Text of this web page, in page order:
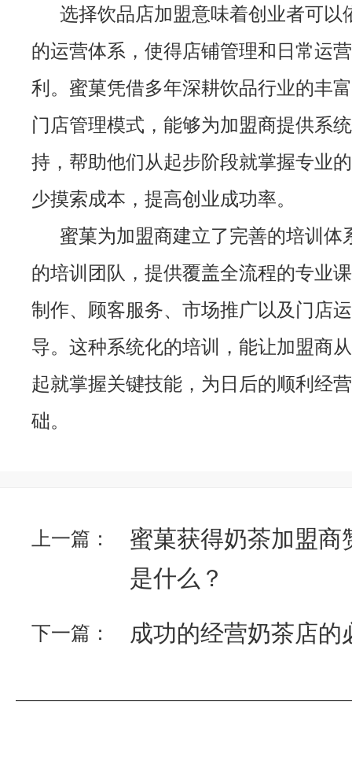
选择饮品店加盟意味着创业者可以
的运营体系，使得店铺管理和日常运
利。蜜菓凭借多年深耕饮品行业的丰
门店管理模式，能够为加盟商提供系
持，帮助他们从起步阶段就掌握专业
少摸索成本，提高创业成功率。
蜜菓为加盟商建立了完善的培训体
的培训团队，提供覆盖全流程的专业
制作、顾客服务、市场推广以及门店
导。这种系统化的培训，能让加盟商
起就掌握关键技能，为日后的顺利经
础。
上一篇：
蜜菓获得奶茶加盟商
是什么？
下一篇： 成功的经营奶茶店的